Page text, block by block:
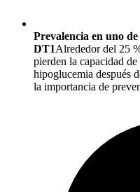
Prevalencia en uno
DT1Alrededor del 25
pierden la capacidad
hipoglucemia después
la importancia de